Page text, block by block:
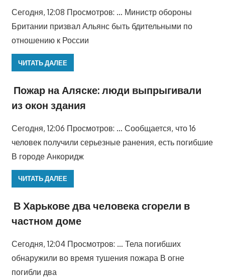
Сегодня, 12:08 Просмотров: … Министр обороны
Британии призвал Альянс быть бдительными по
отношению к России
ЧИТАТЬ ДАЛЕЕ
Пожар на Аляске: люди выпрыгивали
из окон здания
Сегодня, 12:06 Просмотров: … Сообщается, что 16
человек получили серьезные ранения, есть погибшие
В городе Анкоридж
ЧИТАТЬ ДАЛЕЕ
В Харькове два человека сгорели в
частном доме
Сегодня, 12:04 Просмотров: … Тела погибших
обнаружили во время тушения пожара В огне
погибли два